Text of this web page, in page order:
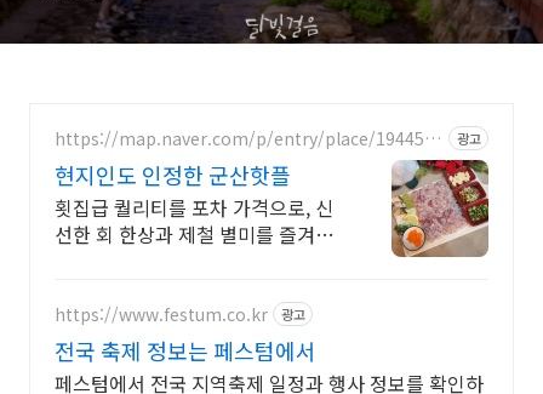
https://map.naver.com/p/entry/place/1944571
광고
현지인도 인정한 군산핫플
횟집급 퀄리티를 포차 가격으로, 신
선한 회 한상과 제철 별미를 즐겨보
바가지NO
https://www.festum.co.kr 광고
전국 축제 정보는 페스텀에서
페스텀에서 전국 지역축제 일정과 행사 정보를 확인하